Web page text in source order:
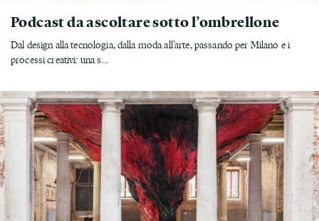
Podcast da ascoltare sotto l’ombrellone
Dal design alla tecnologia, dalla moda all’arte, passando per Milano e i
processi creativi: una s...